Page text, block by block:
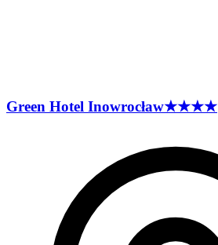
Green Hotel Inowrocław★★★★